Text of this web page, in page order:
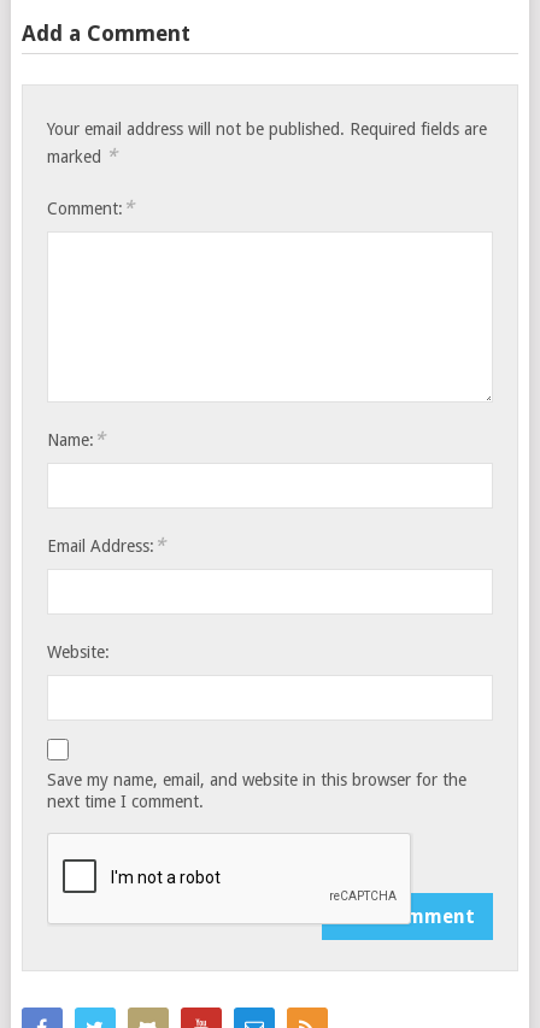
Add a Comment
Your email address will not be published. Required fields are
marked *
Comment: *
Name: *
Email Address: *
Website:
Save my name, email, and website in this browser for the
next time I comment.